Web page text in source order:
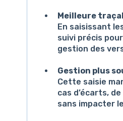
Meilleure
En saisissant
suivi précis
gestion des
Gestion plus
Cette saisie
cas d’écarts,
sans impacter